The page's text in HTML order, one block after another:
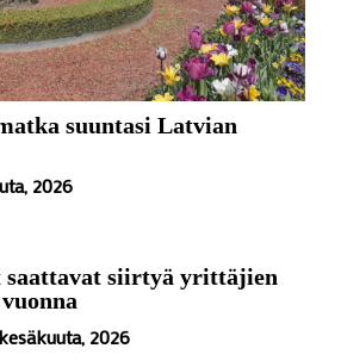
suuntasi Latvian
2026
saattavat siirtyä yrittäjien
2026